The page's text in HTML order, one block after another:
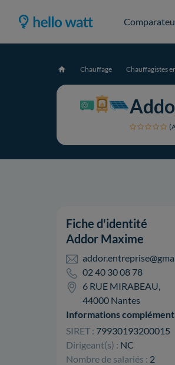
Accueil Chauffage Chauffagistes
Fiche d'identité
Addor Maxime
02 40 30 08 78
6 RUE MIRABEAU,
44000 Nantes
Informations
SIRET : 79930193200015
Dirigeant(s) : NC
Nombre de salariés : 2